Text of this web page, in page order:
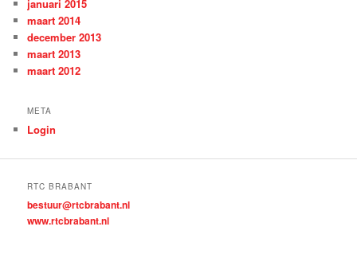
januari 2015
maart 2014
december 2013
maart 2013
maart 2012
META
Login
RTC BRABANT
bestuur@rtcbrabant.nl
www.rtcbrabant.nl